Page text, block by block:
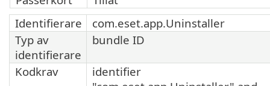
Identifierare
com.eset.app.Uninstaller
Typ av
identifierare
bundle ID
Kodkrav
identifier